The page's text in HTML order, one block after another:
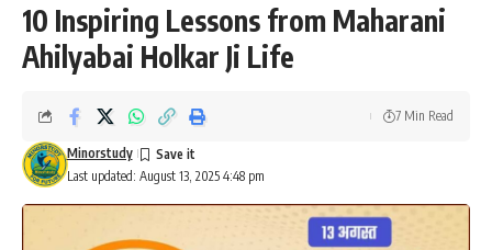
10 Inspiring Lessons from Maharani
Ahilyabai Holkar Ji Life
Last updated: August 13, 2025 4:48 pm
Minorstudy
7 Min Read